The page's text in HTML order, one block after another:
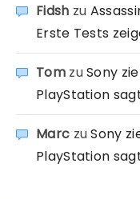
Fidsh zu
Erste Tests
TomzuSony
PlayStation
Marc zuSony
PlayStation